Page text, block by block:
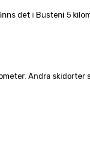
det i Busteni 5
Andra skidorter